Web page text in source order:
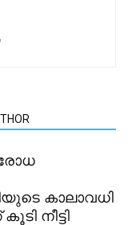
കാലാവധി
നീട്ടി